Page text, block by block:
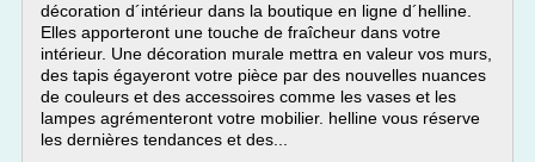
décoration d´intérieur dans la boutique en ligne d´helline.
Elles apporteront une touche de fraîcheur dans votre
intérieur. Une décoration murale mettra en valeur vos murs,
des tapis égayeront votre pièce par des nouvelles nuances
de couleurs et des accessoires comme les vases et les
lampes agrémenteront votre mobilier. helline vous réserve
les dernières tendances et des...